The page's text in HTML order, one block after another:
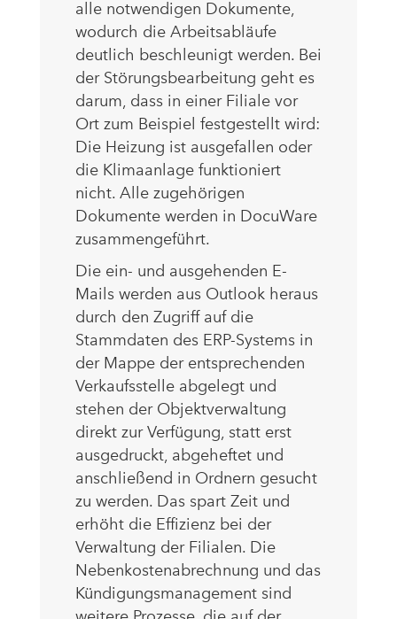
alle notwendigen Dokumente,
wodurch die Arbeitsabläufe
deutlich beschleunigt werden. Bei
der Störungsbearbeitung geht es
darum, dass in einer Filiale vor
Ort zum Beispiel festgestellt wird:
Die Heizung ist ausgefallen oder
die Klimaanlage funktioniert
nicht. Alle zugehörigen
Dokumente werden in DocuWare
zusammengeführt.
Die ein- und ausgehenden E-
Mails werden aus Outlook heraus
durch den Zugriff auf die
Stammdaten des ERP-Systems in
der Mappe der entsprechenden
Verkaufsstelle abgelegt und
stehen der Objektverwaltung
direkt zur Verfügung, statt erst
ausgedruckt, abgeheftet und
anschließend in Ordnern gesucht
zu werden. Das spart Zeit und
erhöht die Effizienz bei der
Verwaltung der Filialen. Die
Nebenkostenabrechnung und das
Kündigungsmanagement sind